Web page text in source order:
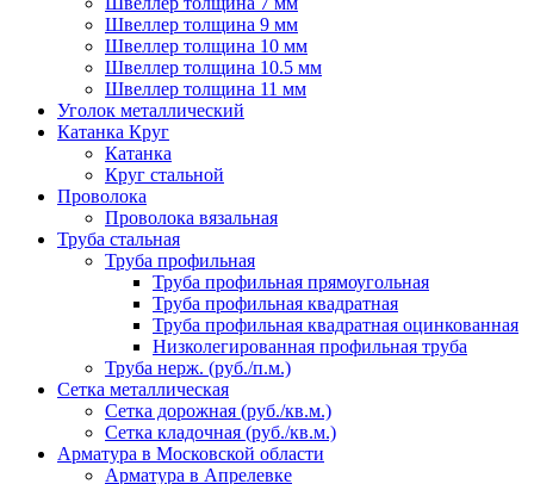
Швеллер толщина 9 мм
Швеллер толщина 10 мм
Швеллер толщина 10.5 мм
Швеллер толщина 11 мм
Уголок металлический
Катанка Круг
Катанка
Круг стальной
Проволока
Проволока вязальная
Труба стальная
Труба профильная
Труба профильная прямоугольная
Труба профильная квадратная
Труба профильная квадратная оцинкованная
Низколегированная профильная труба
Труба нерж. (руб./п.м.)
Сетка металлическая
Сетка дорожная (руб./кв.м.)
Сетка кладочная (руб./кв.м.)
Арматура в Московской области
Арматура в Апрелевке